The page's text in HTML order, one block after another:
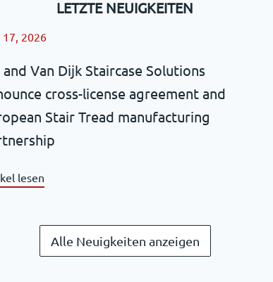
LETZTE NEUIGKEITEN
17, 2026
and Van Dijk Staircase Solutions
cross-license agreement and
Stair Tread manufacturing
lesen
Alle Neuigkeiten anzeigen